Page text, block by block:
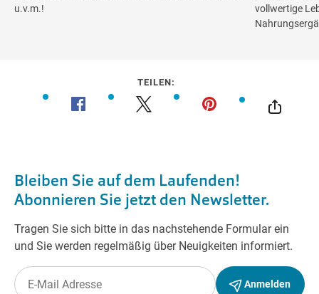
u.v.m.!
vollwertige
TEILEN: